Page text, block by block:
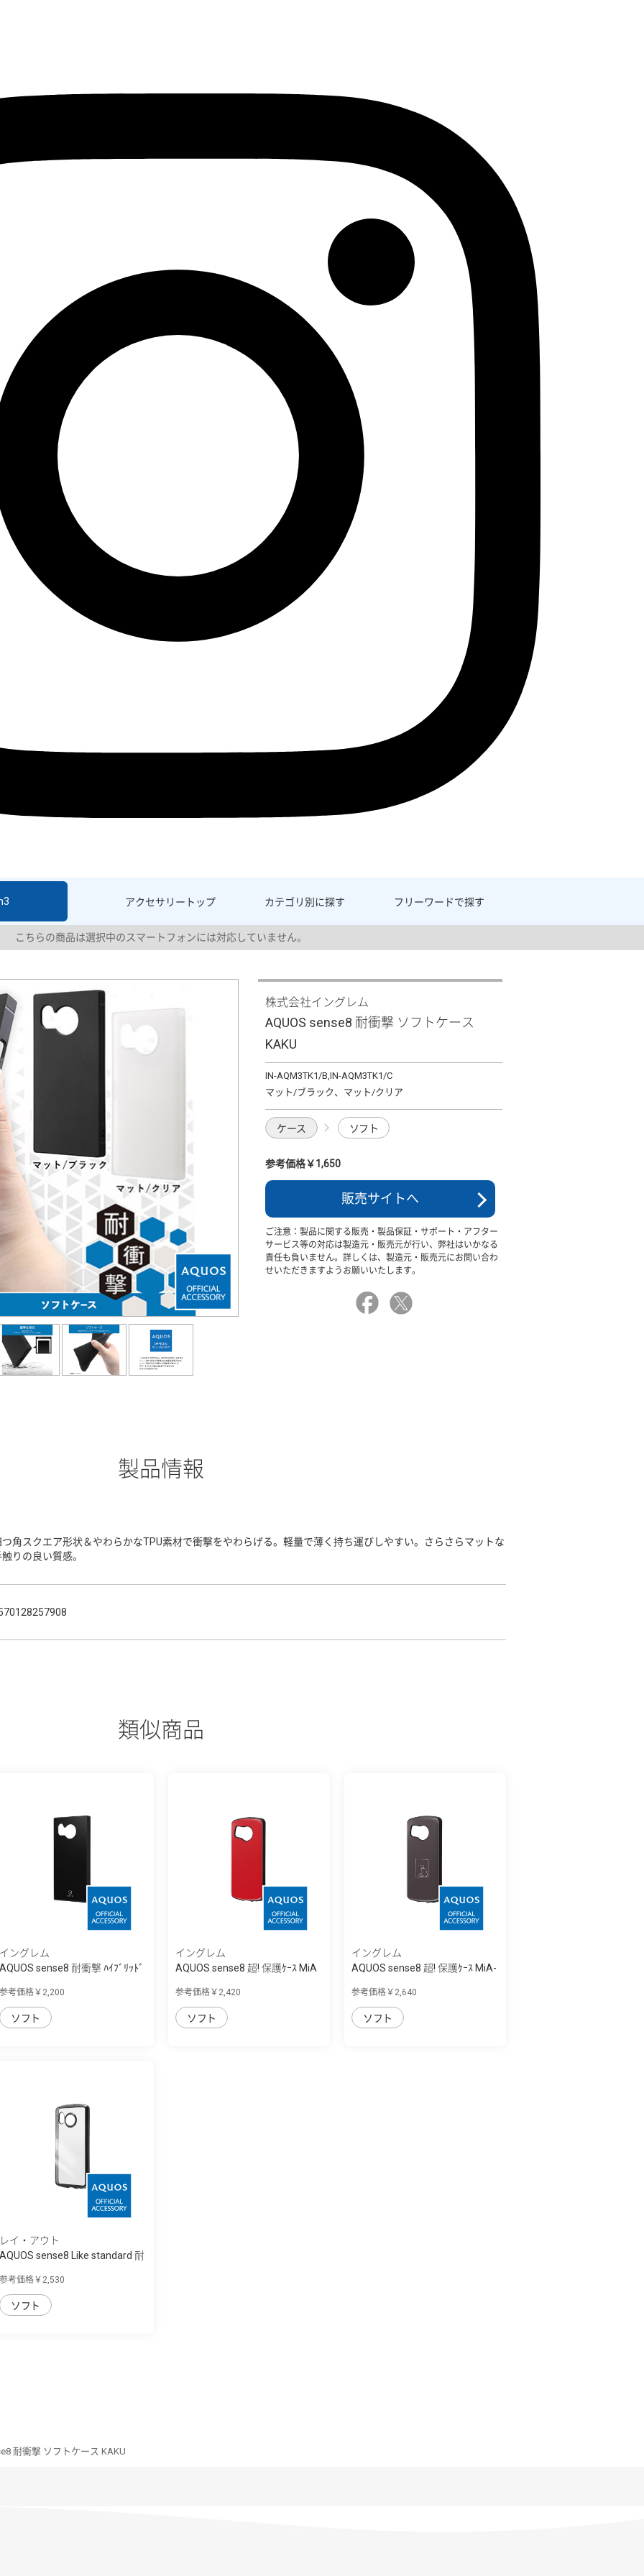
アクセサリー トップ カテゴリ別に探す フリーワードで探す
こちらの商品は選択中のスマートフォンには対応していません。
株式会社イングレム
AQUOS sense8 耐衝撃 ソフトケース
KAKU
IN-AQM3TK1/B,IN-AQM3TK1/C
マット/ブラック、マット/クリア
ケース ソフト
参考価格￥1,650
販売サイトへ
ご注意：製品に関する販売・製品保証・サポート・アフター
サービス等の対応は製造元・販売元が行い、弊社はいかなる
責任も負いません。詳しくは、製造元・販売元にお問い合わ
せいただきますようお願いいたします。
製品情報
つ角スクエア形状＆やわらかなTPU素材で衝撃をやわらげる。軽量で薄く持ち運びしやすい。さらさらマットな
りの良い質感。
類似商品
イングレム
AQUOS sense8 耐衝撃 ﾊｲﾌﾞﾘｯﾄﾞ
参考価格￥2,200
ソフト
イングレム
AQUOS sense8 超! 保護ｹｰｽ MiA
参考価格￥2,420
ソフト
イングレム
AQUOS sense8 超! 保護ｹｰｽ MiA-
参考価格￥2,640
ソフト
レイ・アウト
AQUOS sense8 Like standard 耐
参考価格￥2,530
ソフト
耐衝撃 ソフトケース KAKU